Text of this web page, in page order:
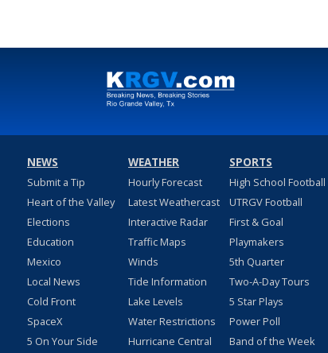
NEWS
Submit a Tip
Heart of the Valley
Elections
Education
Mexico
Local News
Cold Front
SpaceX
5 On Your Side
WEATHER
Hourly Forecast
Latest Weathercast
Interactive Radar
Traffic Maps
Winds
Tide Information
Lake Levels
Water Restrictions
Hurricane Central
SPORTS
High School Football
UTRGV Football
First & Goal
Playmakers
5th Quarter
Two-A-Day Tours
5 Star Plays
Power Poll
Band of the Week